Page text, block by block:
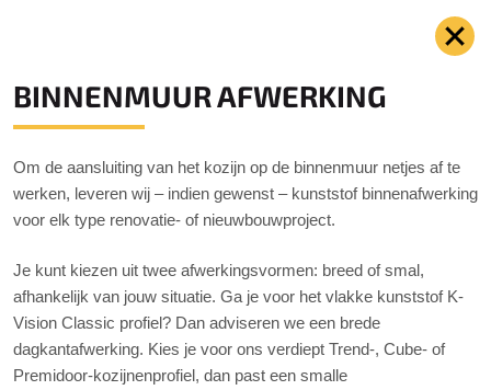
BINNENMUUR AFWERKING
Om de aansluiting van het kozijn op de binnenmuur netjes af te
werken, leveren wij – indien gewenst – kunststof binnenafwerking
voor elk type renovatie- of nieuwbouwproject.
Je kunt kiezen uit twee afwerkingsvormen: breed of smal,
afhankelijk van jouw situatie. Ga je voor het vlakke kunststof K-
Vision Classic profiel? Dan adviseren we een brede
dagkantafwerking. Kies je voor ons verdiept Trend-, Cube- of
Premidoor-kozijnenprofiel, dan past een smalle